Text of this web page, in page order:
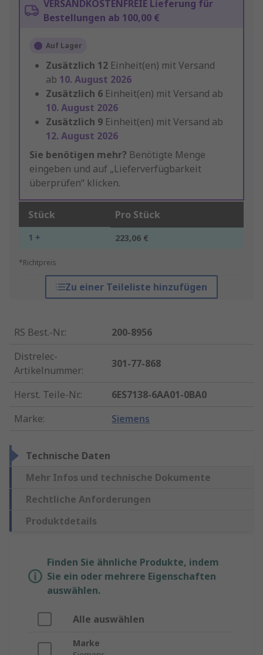
VERSANDKOSTENFREIE Lieferung für
Bestellungen ab 100,00 €
Auf Lager
Zusätzlich 12 Einheit(en) mit Versand
ab 10. August 2026
Zusätzlich 6 Einheit(en) mit Versand ab
10. August 2026
Zusätzlich 9 Einheit(en) mit Versand ab
12. August 2026
Sie benötigen mehr? Benötigte Menge
eingeben und auf „Lieferverfügbarkeit
überprüfen“ klicken.
Stück Pro Stück
1 + 223,06 €
*Richtpreis
Zu einer Teileliste hinzufügen
RS Best.-Nr.:
200-8956
Distrelec-
Artikelnummer:
301-77-868
Herst. Teile-Nr.:
6ES7138-6AA01-0BA0
Marke: Siemens
Technische Daten
Mehr Infos und technische Dokumente
Rechtliche Anforderungen
Produktdetails
Finden Sie ähnliche Produkte, indem
Sie ein oder mehrere Eigenschaften
auswählen.
Alle auswählen
Marke